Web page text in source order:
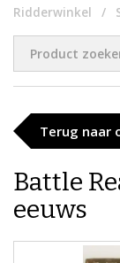
Ridderwinkel
Terug naar
​Battle
eeuws